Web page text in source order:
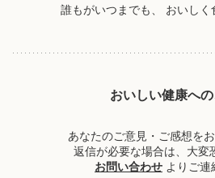
誰もがいつまでも、 おいしく
おいしい健康へ
あなたのご意見・ご感想を
返信が必要な場合は、大変
お問い合わせ よりご連